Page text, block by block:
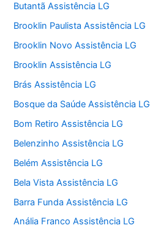
Butantã Assistência LG
Brooklin Paulista Assistência LG
Brooklin Novo Assistência LG
Brooklin Assistência LG
Brás Assistência LG
Bosque da Saúde Assistência LG
Bom Retiro Assistência LG
Belenzinho Assistência LG
Belém Assistência LG
Bela Vista Assistência LG
Barra Funda Assistência LG
Anália Franco Assistência LG